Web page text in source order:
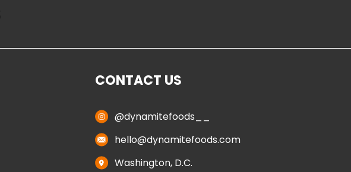
CONTACT US
@dynamitefoods__
hello@dynamitefoods.com
Washington, D.C.